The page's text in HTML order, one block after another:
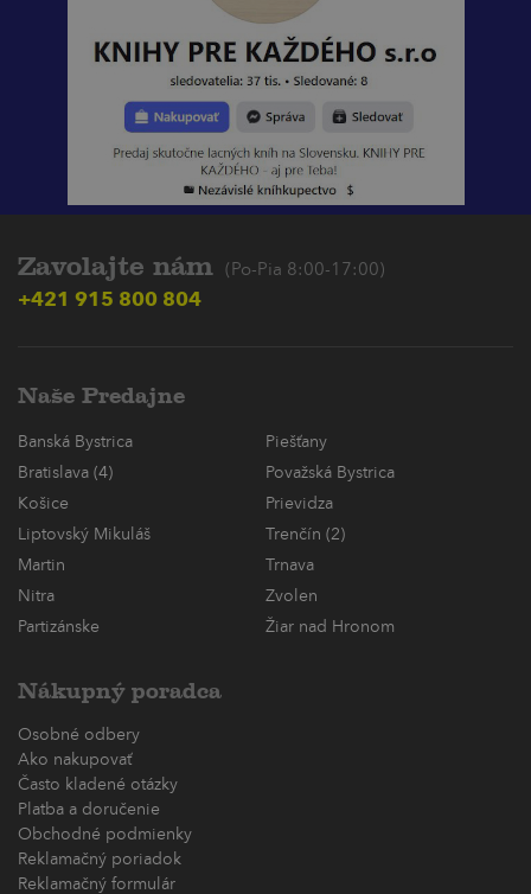
Zavolajte nám (Po-Pia 8:00-17:00)
+421 915 800 804
Naše Predajne
Banská Bystrica
Piešťany
Bratislava (4)
Považská Bystrica
Košice
Prievidza
Liptovský Mikuláš
Trenčín (2)
Martin
Trnava
Nitra
Zvolen
Partizánske
Žiar nad Hronom
Nákupný poradca
Osobné odbery
Ako nakupovať
Často kladené otázky
Platba a doručenie
Obchodné podmienky
Reklamačný poriadok
Reklamačný formulár